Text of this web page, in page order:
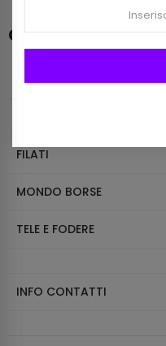
Categorie
CATALOGO
FILATI
MONDO BORSE
TELE E FODERE
INFO CONTATTI